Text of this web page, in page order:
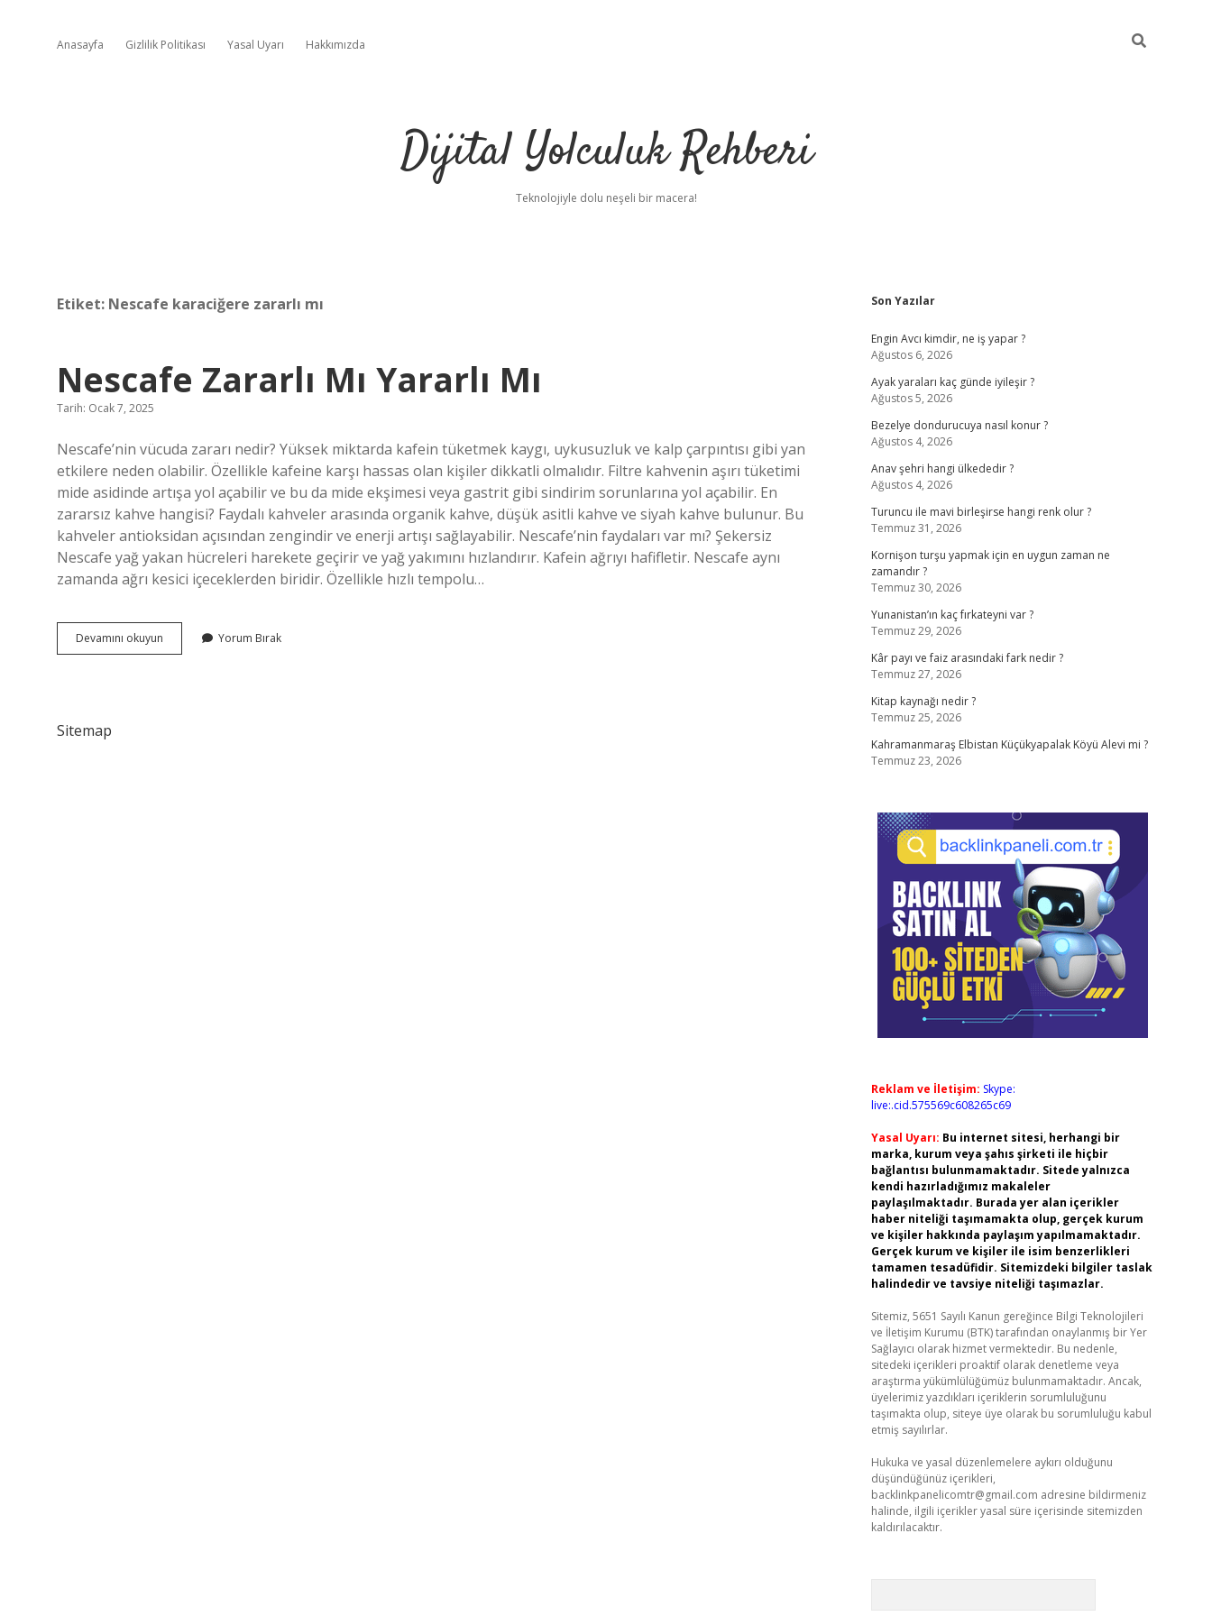
Anasayfa Gizlilik Politikası Yasal Uyarı Hakkımızda
Dijital Yolculuk Rehberi
Teknolojiyle dolu neşeli bir macera!
Etiket: Nescafe karaciğere zararlı mı
Nescafe Zararlı Mı Yararlı Mı
Tarih: Ocak 7, 2025
Nescafe’nin vücuda zararı nedir? Yüksek miktarda kafein tüketmek kaygı, uykusuzluk ve kalp çarpıntısı gibi yan
etkilere neden olabilir. Özellikle kafeine karşı hassas olan kişiler dikkatli olmalıdır. Filtre kahvenin aşırı tüketimi
mide asidinde artışa yol açabilir ve bu da mide ekşimesi veya gastrit gibi sindirim sorunlarına yol açabilir. En
zararsız kahve hangisi? Faydalı kahveler arasında organik kahve, düşük asitli kahve ve siyah kahve bulunur. Bu
kahveler antioksidan açısından zengindir ve enerji artışı sağlayabilir. Nescafe’nin faydaları var mı? Şekersiz
Nescafe yağ yakan hücreleri harekete geçirir ve yağ yakımını hızlandırır. Kafein ağrıyı hafifletir. Nescafe aynı
zamanda ağrı kesici içeceklerden biridir. Özellikle hızlı tempolu…
Devamını okuyun Nescafe
Zararlı
Yorum Bırak
Sitemap
Sidebar
Son Yazılar
Engin Avcı kimdir, ne iş yapar ?
Ağustos 6, 2026
Ayak yaraları kaç günde iyileşir ?
Ağustos 5, 2026
Bezelye dondurucuya nasıl konur ?
Ağustos 4, 2026
Anav şehri hangi ülkededir ?
Ağustos 4, 2026
Turuncu ile mavi birleşirse hangi renk olur ?
Temmuz 31, 2026
Kornişon turşu yapmak için en uygun zaman ne
zamandır ?
Temmuz 30, 2026
Yunanistan’ın kaç fırkateyni var ?
Temmuz 29, 2026
Kâr payı ve faiz arasındaki fark nedir ?
Temmuz 27, 2026
Kitap kaynağı nedir ?
Temmuz 25, 2026
Kahramanmaraş Elbistan Küçükyapalak Köyü Alevi mi ?
Temmuz 23, 2026
Reklam ve İletişim: Skype:
live:.cid.575569c608265c69
Yasal Uyarı: Bu internet sitesi, herhangi bir
marka, kurum veya şahıs şirketi ile hiçbir
bağlantısı bulunmamaktadır. Sitede yalnızca
kendi hazırladığımız makaleler
paylaşılmaktadır. Burada yer alan içerikler
haber niteliği taşımamakta olup, gerçek kurum
ve kişiler hakkında paylaşım yapılmamaktadır.
Gerçek kurum ve kişiler ile isim benzerlikleri
tamamen tesadüfidir. Sitemizdeki bilgiler taslak
halindedir ve tavsiye niteliği taşımazlar.
Sitemiz, 5651 Sayılı Kanun gereğince Bilgi Teknolojileri
ve İletişim Kurumu (BTK) tarafından onaylanmış bir Yer
Sağlayıcı olarak hizmet vermektedir. Bu nedenle,
sitedeki içerikleri proaktif olarak denetleme veya
araştırma yükümlülüğümüz bulunmamaktadır. Ancak,
üyelerimiz yazdıkları içeriklerin sorumluluğunu
taşımakta olup, siteye üye olarak bu sorumluluğu kabul
etmiş sayılırlar.
Hukuka ve yasal düzenlemelere aykırı olduğunu
düşündüğünüz içerikleri,
backlinkpanelicomtr@gmail.com adresine bildirmeniz
halinde, ilgili içerikler yasal süre içerisinde sitemizden
kaldırılacaktır.